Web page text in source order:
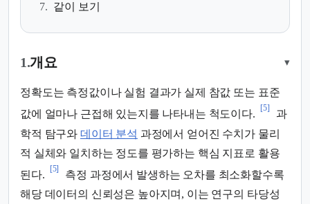
7. 같이 보기
1.개요 ▾
정확도는 측정값이나 실험 결과가 실제 참값 또는 표준
값에 얼마나 근접해 있는지를 나타내는 척도이다.
[5]
과
학적 탐구와 데이터 분석 과정에서 얻어진 수치가 물리
적 실체와 일치하는 정도를 평가하는 핵심 지표로 활용
된다.
[5]
측정 과정에서 발생하는 오차를 최소화할수록
해당 데이터의 신뢰성은 높아지며, 이는 연구의 타당성